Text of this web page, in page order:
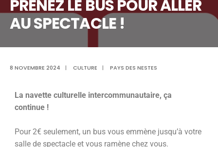
PRENEZ LE BUS POUR ALLER
AU SPECTACLE !
8 NOVEMBRE 2024 | CULTURE | PAYS DES NESTES
La navette culturelle intercommunautaire, ça
continue !
Pour 2€ seulement, un bus vous emmène jusqu’à votre
salle de spectacle et vous ramène chez vous.